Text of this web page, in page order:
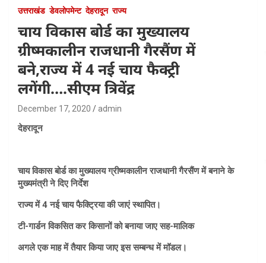
उत्तराखंड डेवलोपमेन्ट देहरादून राज्य
चाय विकास बोर्ड का मुख्यालय
ग्रीष्मकालीन राजधानी गैरसैंण में
बने,राज्य में 4 नई चाय फैक्ट्री
लगेंगी….सीएम त्रिवेंद्र
December 17, 2020 admin
देहरादून
चाय विकास बोर्ड का मुख्यालय ग्रीष्मकालीन राजधानी गैरसैंण में बनाने के
मुख्यमंत्री ने दिए निर्देश
राज्य में 4 नई चाय फैक्ट्रिया की जाएं स्थापित।
टी-गार्डन विकसित कर किसानों को बनाया जाए सह-मालिक
अगले एक माह में तैयार किया जाए इस सम्बन्ध में मॉडल।